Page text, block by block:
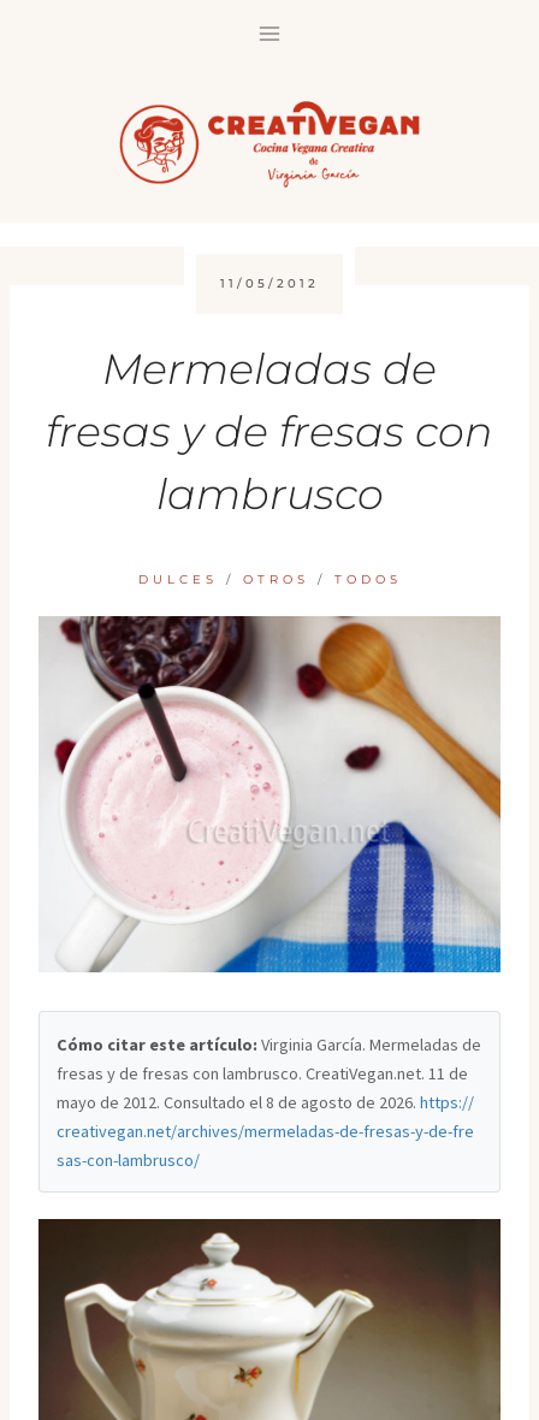
11/05/2012
Mermeladas de
fresas y de fresas con
lambrusco
DULCES / OTROS / TODOS
Cómo citar este artículo: Virginia García. Mermeladas de
fresas y de fresas con lambrusco. CreatiVegan.net. 11 de
mayo de 2012. Consultado el 8 de agosto de 2026.https://
creativegan.net/archives/mermeladas-de-fresas-y-de-fre
sas-con-lambrusco/